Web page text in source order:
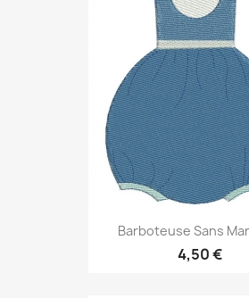
Barboteuse Sans
4,50 €